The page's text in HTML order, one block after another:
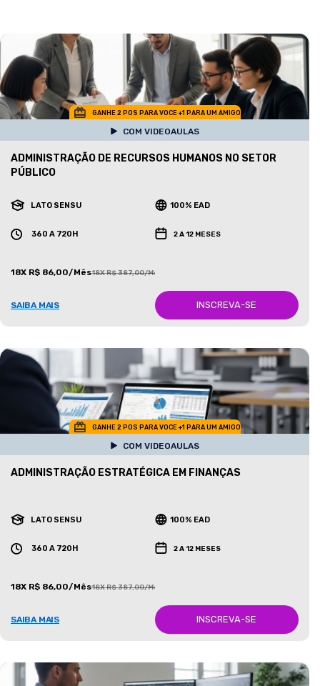
GANHE 2 POS PARA VOCE +1 PARA UM AMIGO
COM VIDEOAULAS
ADMINISTRAÇÃO DE RECURSOS HUMANOS NO SETOR
PÚBLICO
LATO SENSU 100% EAD
360 A 720H 2 A 12 MESES
18X R$ 86,00/Mês18X R$ 387,00/Mês
SAIBA MAIS INSCREVA-SE
GANHE 2 POS PARA VOCE +1 PARA UM AMIGO
COM VIDEOAULAS
ADMINISTRAÇÃO ESTRATÉGICA EM FINANÇAS
LATO SENSU 100% EAD
360 A 720H 2 A 12 MESES
18X R$ 86,00/Mês18X R$ 387,00/Mês
SAIBA MAIS INSCREVA-SE